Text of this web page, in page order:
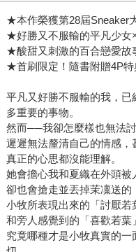
★本作榮獲第28屆Sneaker
★好勝又不服輸的平凡少女
★酸甜又刺激的百合戀愛故
★首刷限定！隨書附贈4P
平凡又好勝不服輸的我，
多重要的事物。
然而──我卻怎麼樣也無法
遲遲無法釐清自己的情感
真正的心思都沒能理解。
她會擔心我和夏織在外頭被
卻也會搶走並丟掉茉凜送的
小牧所表現出來的「討厭若
和旁人感覺到的「喜歡若葉
究竟哪種才是小牧真實的